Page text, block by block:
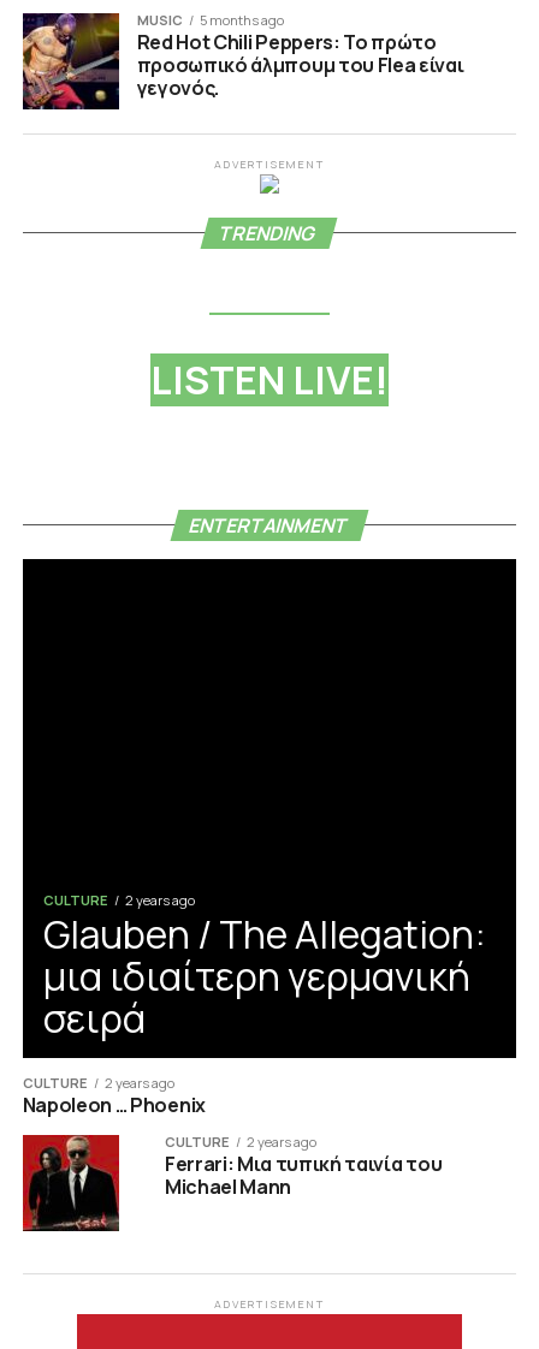
MUSIC 5 months ago
Red Hot Chili Peppers: Το πρώτο
προσωπικό άλμπουμ του Flea είναι
γεγονός.
ADVERTISEMENT
TRENDING
LISTEN LIVE!
ENTERTAINMENT
CULTURE 2 years ago
Glauben / The Allegation:
μια ιδιαίτερη γερμανική
σειρά
CULTURE 2 years ago
Napoleon … Phoenix
CULTURE 2 years ago
Ferrari: Μια τυπική ταινία του
Michael Mann
ADVERTISEMENT